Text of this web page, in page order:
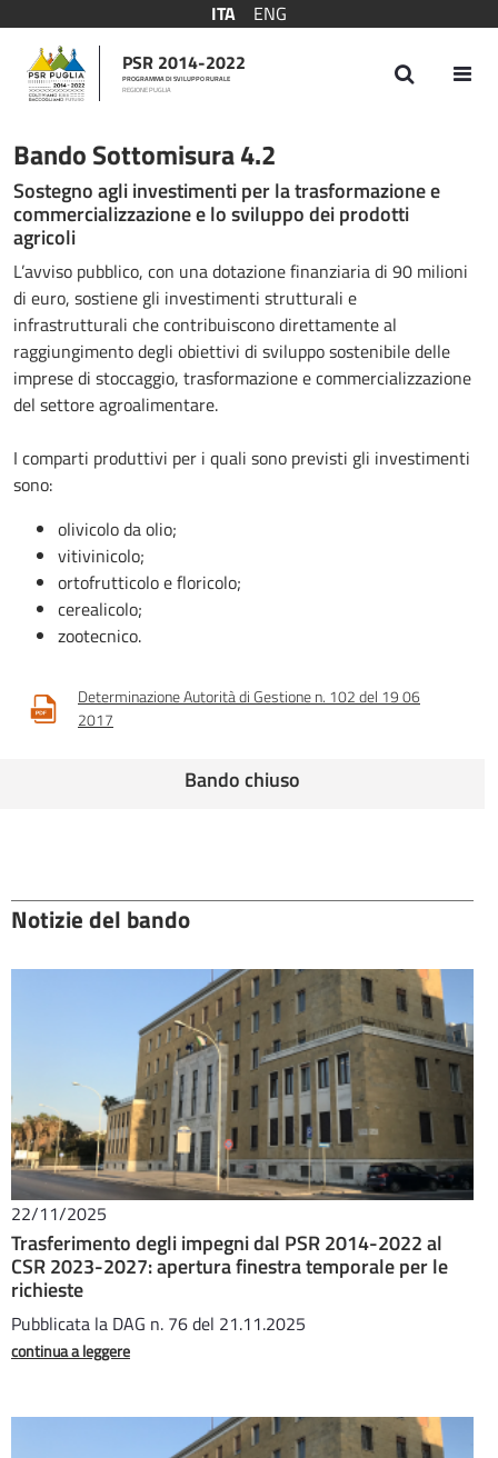
ITA
ENG
PSR 2014-2022
PROGRAMMA DI SVILUPPO RURALE
REGIONE PUGLIA
Bando Sottomisura 4.2
Bando Sottomisura 4.2
Sostegno agli investimenti per la trasformazione e
commercializzazione e lo sviluppo dei prodotti
agricoli
L’avviso pubblico, con una dotazione finanziaria di 90 milioni
di euro, sostiene gli investimenti strutturali e
infrastrutturali che contribuiscono direttamente al
raggiungimento degli obiettivi di sviluppo sostenibile delle
imprese di stoccaggio, trasformazione e commercializzazione
del settore agroalimentare.
I comparti produttivi per i quali sono previsti gli investimenti
sono:
olivicolo da olio;
vitivinicolo;
ortofrutticolo e floricolo;
cerealicolo;
zootecnico.
Determinazione Autorità di Gestione n. 102 del 19 06
2017
Bando chiuso
Notizie del bando
22/11/2025
Trasferimento degli impegni dal PSR 2014-2022 al
CSR 2023-2027: apertura finestra temporale per le
richieste
Pubblicata la DAG n. 76 del 21.11.2025
continua a leggere